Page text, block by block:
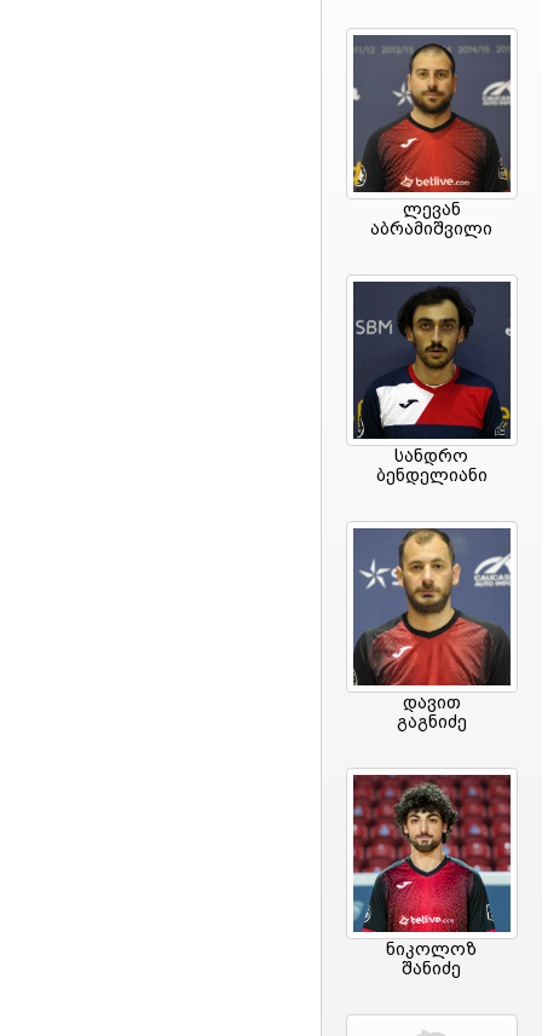
ლევან
აბრამიშვილი
სანდრო
ბენდელიანი
დავით
გაგნიძე
ნიკოლოზ
შანიძე